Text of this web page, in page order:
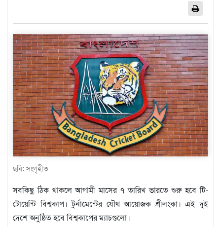
ইউরোপ
উত্তর
আমেরিকা
দক্ষিণ
আমেরিকা
ওশেনিয়া
এন্টারটিকা
বিনোদন
ভিডিও
তথ্য
প্রযুক্তি
মতামত
ছবি: সংগৃহীত
সবকিছু ঠিক থাকলে আগামী মাসের ৭ তারিখ ভারতে শুরু হবে টি-
টোয়েন্টি বিশ্বকাপ। টুর্নামেন্টের যৌথ আয়োজক শ্রীলংকা। এই দুই
দেশে অনুষ্ঠিত হবে বিশ্বকাপের ম্যাচগুলো।